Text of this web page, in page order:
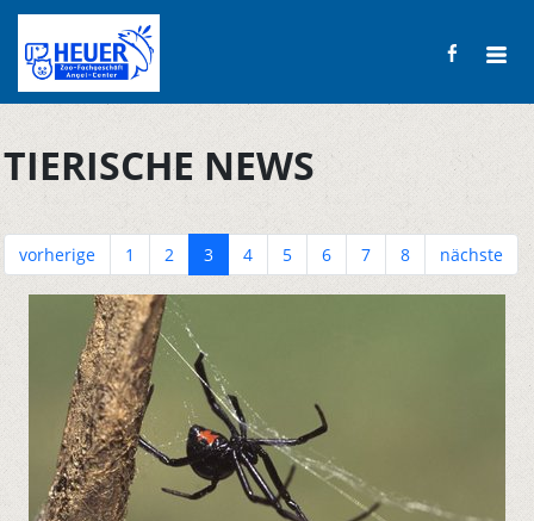
TIERISCHE NEWS
vorherige 1 2 3 4 5 6 7 8 nächste